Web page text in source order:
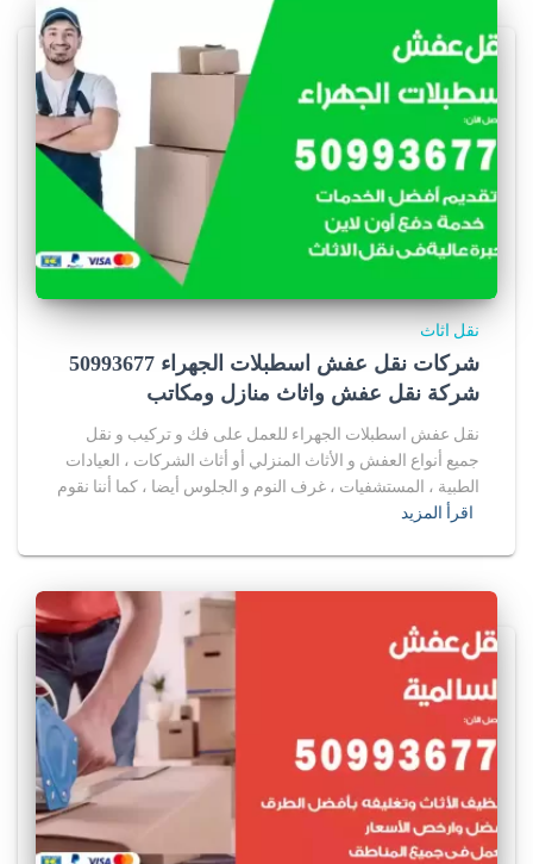
نقل اثاث
شركات نقل عفش اسطبلات الجهراء 50993677
شركة نقل عفش واثاث منازل ومكاتب
نقل عفش اسطبلات الجهراء للعمل على فك و تركيب و نقل
جميع أنواع العفش و الأثاث المنزلي أو أثاث الشركات ، العيادات
الطبية ، المستشفيات ، غرف النوم و الجلوس أيضا ، كما أننا نقوم
اقرأ المزيد